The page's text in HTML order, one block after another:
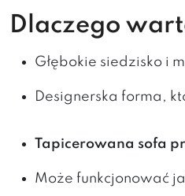
Dlaczego
Głębokie siedzisko i
Designerska forma,
Tapicerowana sofa
Może funkcjonować